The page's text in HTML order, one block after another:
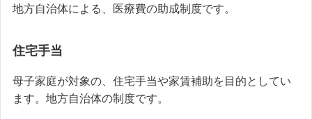
地方自治体による、医療費の助成制度です。
住宅手当
母子家庭が対象の、住宅手当や家賃補助を目的としてい
ます。地方自治体の制度です。